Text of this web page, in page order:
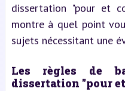
dissertation "pour et
montre à quel point
sujets nécessitant une
Les règles de
dissertation "pour